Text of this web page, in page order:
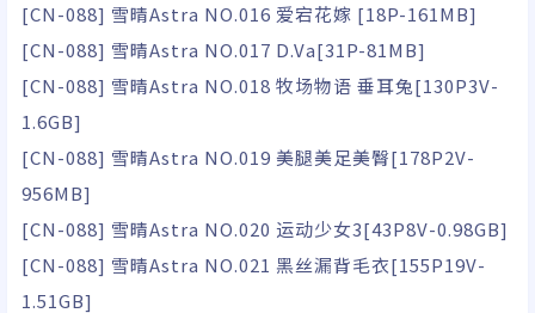
[CN-088] 雪晴Astra NO.016 爱宕花嫁 [18P-161MB]
[CN-088] 雪晴Astra NO.017 D.Va[31P-81MB]
[CN-088] 雪晴Astra NO.018 牧场物语 垂耳兔[130P3V-
1.6GB]
[CN-088] 雪晴Astra NO.019 美腿美足美臀[178P2V-
956MB]
[CN-088] 雪晴Astra NO.020 运动少女3[43P8V-0.98GB]
[CN-088] 雪晴Astra NO.021 黑丝漏背毛衣[155P19V-
1.51GB]